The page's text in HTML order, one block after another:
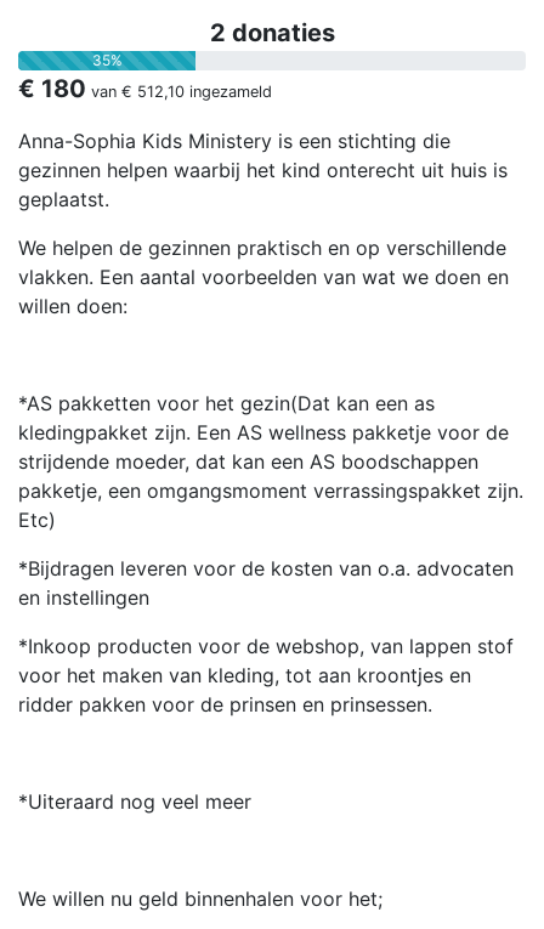
2 donaties
35%
€ 180 van € 512,10 ingezameld
Anna-Sophia Kids Ministery is een stichting die
gezinnen helpen waarbij het kind onterecht uit huis is
geplaatst.
We helpen de gezinnen praktisch en op verschillende
vlakken. Een aantal voorbeelden van wat we doen en
willen doen:
*AS pakketten voor het gezin(Dat kan een as
kledingpakket zijn. Een AS wellness pakketje voor de
strijdende moeder, dat kan een AS boodschappen
pakketje, een omgangsmoment verrassingspakket zijn.
Etc)
*Bijdragen leveren voor de kosten van o.a. advocaten
en instellingen
*Inkoop producten voor de webshop, van lappen stof
voor het maken van kleding, tot aan kroontjes en
ridder pakken voor de prinsen en prinsessen.
*Uiteraard nog veel meer
We willen nu geld binnenhalen voor het;